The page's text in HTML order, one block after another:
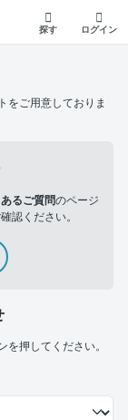
探す ログイン
をご用意しておりま
るご質問のページ
認ください。
押してください。